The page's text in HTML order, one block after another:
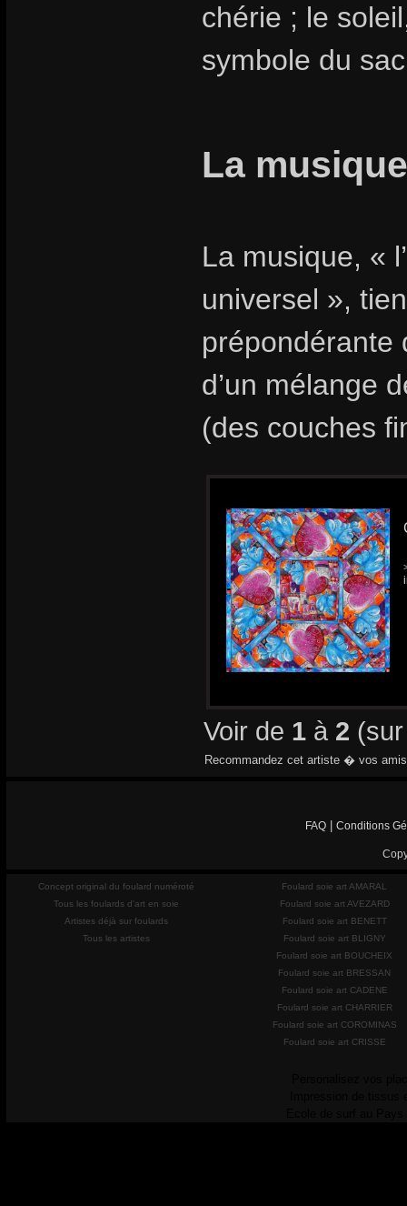
chérie ; le
symbole du
La
La musique, «
universel »,
prépondérante
d’un mélange
(des couches
Voir de 1 à 2
Recommandez cet artiste � vos
FAQ Conditions
Concept original du foulard numéroté
Tous les foulards d'art en soie
Artistes déjà sur foulards
Tous les artistes
Foulard soie art AMARAL
Foulard soie art AVEZARD
Foulard soie art BENETT
Foulard soie art BLIGNY
Foulard soie art BOUCHEIX
Foulard soie art BRESSAN
Foulard soie art CADENE
Foulard soie art CHARRIER
Foulard soie art COROMINAS
Foulard soie art CRISSE